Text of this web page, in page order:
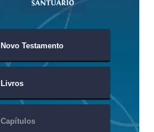
Novo Testamento
Livros
Capítulos